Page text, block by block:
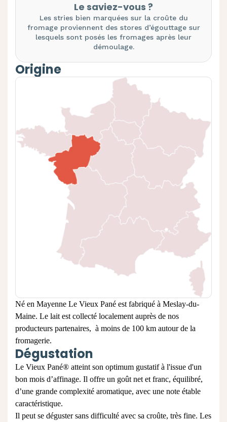
Le saviez-vous ?
Les stries bien marquées sur la croûte du
fromage proviennent des stores d’égouttage sur
lesquels sont posés les fromages après leur
démoulage.
Origine
Né en Mayenne Le Vieux Pané est fabriqué à Meslay-du-
Maine. Le lait est collecté localement auprès de nos
producteurs partenaires, à moins de 100 km autour de la
fromagerie.
Dégustation
Le Vieux Pané® atteint son optimum gustatif à l'issue d'un
bon mois d’affinage. Il offre un goût net et franc, équilibré,
d’une grande complexité aromatique, avec une note étable
caractéristique.
Il peut se déguster sans difficulté avec sa croûte, très fine. Les